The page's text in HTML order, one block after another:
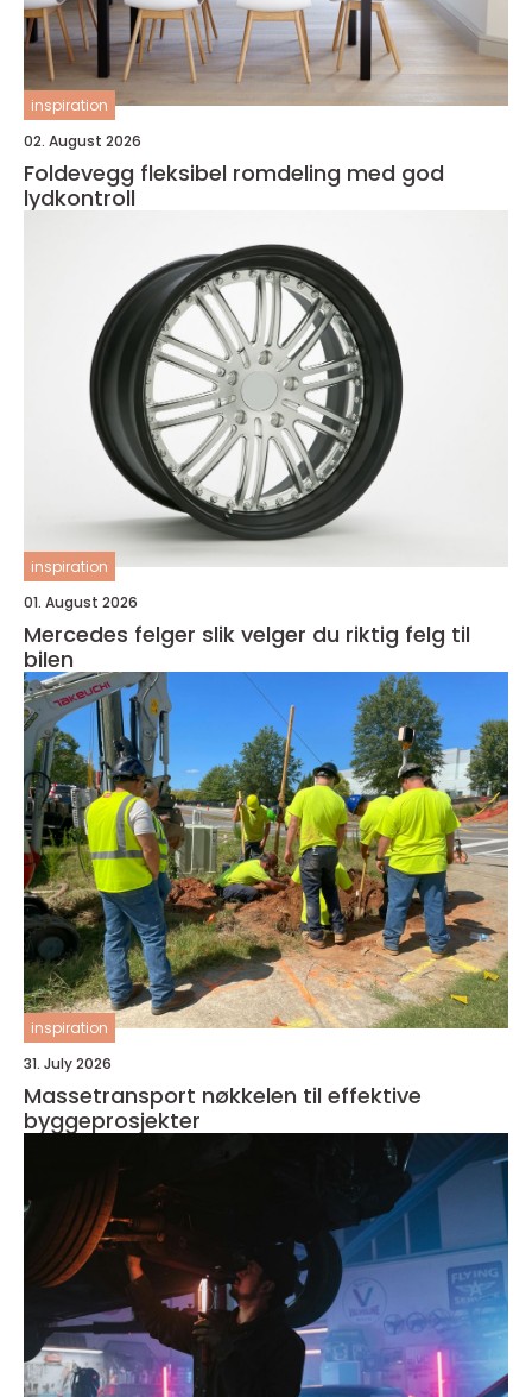
inspiration
02. August 2026
Foldevegg fleksibel romdeling med god
lydkontroll
inspiration
01. August 2026
Mercedes felger slik velger du riktig felg til
bilen
inspiration
31. July 2026
Massetransport nøkkelen til effektive
byggeprosjekter